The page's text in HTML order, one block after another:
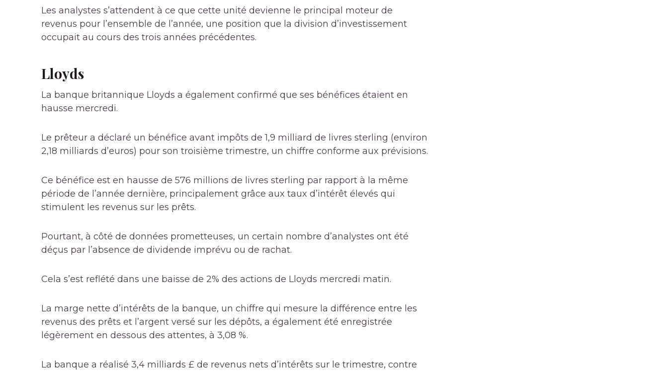
Les analystes s’attendent à ce que cette unité devienne le principal moteur de
revenus pour l’ensemble de l’année, une position que la division d’investissement
occupait au cours des trois années précédentes.
Lloyds
La banque britannique Lloyds a également confirmé que ses bénéfices étaient en
hausse mercredi.
Le prêteur a déclaré un bénéfice avant impôts de 1,9 milliard de livres sterling (environ
2,18 milliards d’euros) pour son troisième trimestre, un chiffre conforme aux prévisions.
Ce bénéfice est en hausse de 576 millions de livres sterling par rapport à la même
période de l’année dernière, principalement grâce aux taux d’intérêt élevés qui
stimulent les revenus sur les prêts.
Pourtant, à côté de données prometteuses, un certain nombre d’analystes ont été
déçus par l’absence de dividende imprévu ou de rachat.
Cela s’est reflété dans une baisse de 2% des actions de Lloyds mercredi matin.
La marge nette d’intérêts de la banque, un chiffre qui mesure la différence entre les
revenus des prêts et l’argent versé sur les dépôts, a également été enregistrée
légèrement en dessous des attentes, à 3,08 %.
La banque a réalisé 3,4 milliards £ de revenus nets d’intérêts sur le trimestre, contre